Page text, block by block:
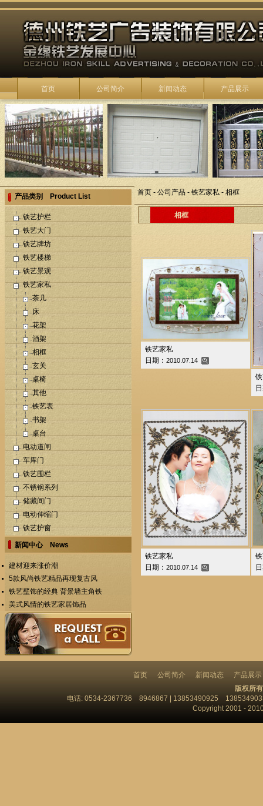
首页 公司简介 新闻动态 产品展示
首页 - 公司产品 - 铁艺家私 - 相框
相框
铁艺家私
日期： 2010.07.14
铁艺家私
日期： 2010.07.14
产品类别 Product List
铁艺护栏
铁艺大门
铁艺牌坊
铁艺楼梯
铁艺景观
铁艺家私
茶几
床
花架
酒架
相框
玄关
桌椅
其他
铁艺表
书架
桌台
电动道闸
车库门
铁艺围栏
不锈钢系列
储藏间门
电动伸缩门
铁艺护窗
新闻中心 News
建材迎来涨价潮
5款风尚铁艺精品再现复古风
铁艺壁饰的经典 背景墙主角铁
美式风情的铁艺家居饰品
首页 公司简介 新闻动态
产品展示
版权所
电话: 0534-2367736 8946867 | 13853490925
Copyright 2001 -